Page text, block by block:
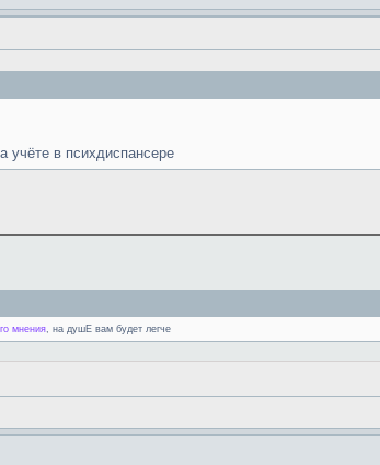
учёте в психдиспансере
мнения, на душЕ вам будет легче